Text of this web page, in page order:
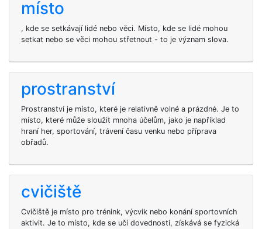
místo
, kde se setkávají lidé nebo věci. Místo, kde se lidé mohou
setkat nebo se věci mohou střetnout - to je význam slova.
prostranství
Prostranství je místo, které je relativně volné a prázdné. Je to
místo, které může sloužit mnoha účelům, jako je například
hraní her, sportování, trávení času venku nebo příprava
obřadů.
cvičiště
Cvičiště je místo pro trénink, výcvik nebo konání sportovních
aktivit. Je to místo, kde se učí dovednosti, získává se fyzická